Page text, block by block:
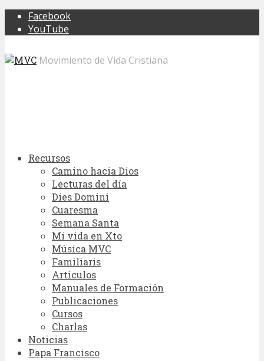
Facebook
YouTube
Movimiento de Vida Cristiana
Recursos
Camino hacia Dios
Lecturas del día
Dies Domini
Cuaresma
Semana Santa
Mi vida en Xto
Música MVC
Familiaris
Artículos
Manuales de Formación
Publicaciones
Cursos
Charlas
Noticias
Papa Francisco